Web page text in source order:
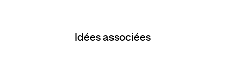
Eindhoven, le design au
Idées associées